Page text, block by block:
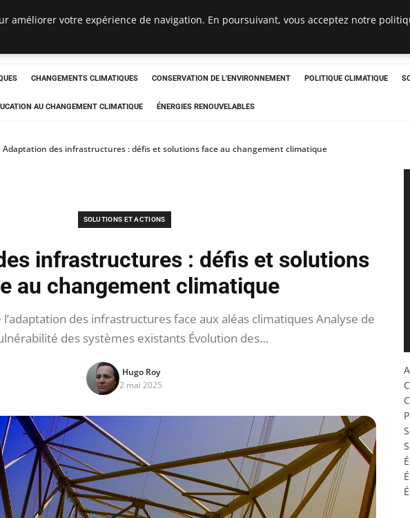
CHANGEMENTS CLIMATIQUES CONSERVATION DE L'ENVIRONNEMENT POLITIQUE CLIMATIQUE
AU CHANGEMENT CLIMATIQUE ÉNERGIES RENOUVELABLES
Adaptation des infrastructures : défis et solutions face au changement climatique
SOLUTIONS ET ACTIONS
infrastructures : défis et solutions
au changement climatique
l’adaptation des infrastructures face aux aléas climatiques Analyse de
des systèmes existants Évolution des…
Hugo Roy
2 mai 2025
améliorer votre expérience de navigation. En poursuivant, vous acceptez notre